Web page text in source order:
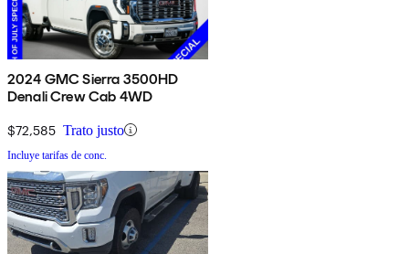
2024 GMC Sierra 3500HD
Denali Crew Cab 4WD
$72,585 Trato justo
Incluye tarifas de conc.